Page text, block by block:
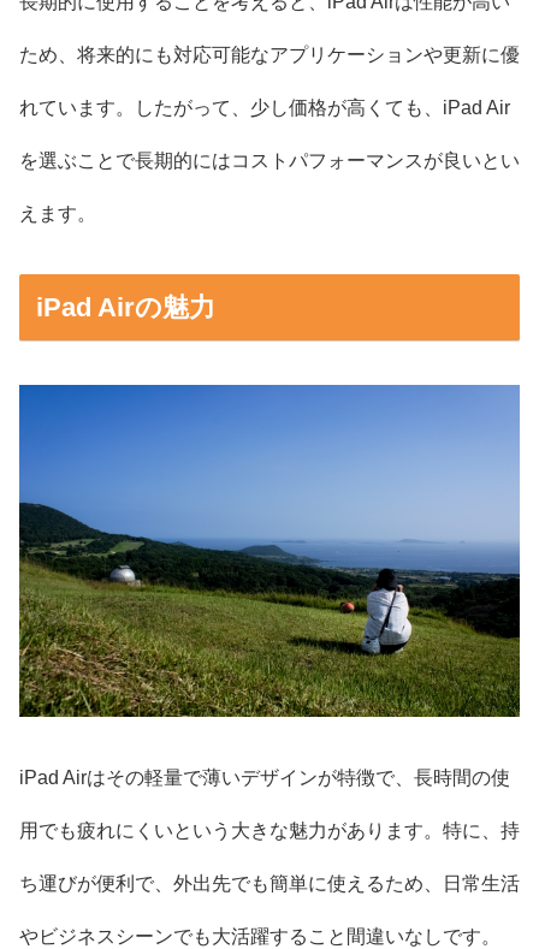
ため、将来的にも対応可能なアプリケーションや更新に優
れています。したがって、少し価格が高くても、iPad Air
を選ぶことで長期的にはコストパフォーマンスが良いとい
えます。
iPad Airの魅力
iPad Airはその軽量で薄いデザインが特徴で、長時間の使
用でも疲れにくいという大きな魅力があります。特に、持
ち運びが便利で、外出先でも簡単に使えるため、日常生活
やビジネスシーンでも大活躍すること間違いなしです。